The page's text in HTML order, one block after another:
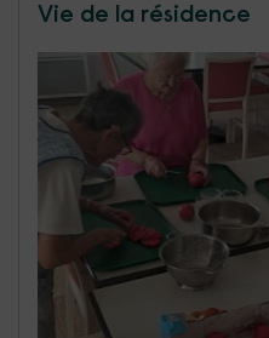
Vie de la résidence